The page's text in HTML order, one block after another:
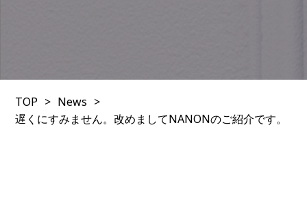
TOP
News
遅くにすみません。改めましてNANONのご紹介です。